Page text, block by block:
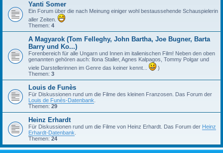
Yanti Somer
Ein Forum über die nach Meinung einiger wohl bestaussehende Schauspielerin
aller Zeiten.
Themen: 4
A Magyarok (Tom Felleghy, John Bartha, Joe Bugner, Barta
Barry und Ko...)
Forenbereich für alle Ungarn und Innen im italienischen Film! Neben den oben
genannten gehören auch: Ilona Staller, Agnes Kalpagos, Tommy Polgar und
viele Darstellerinnen im Genre das keiner kennt...
)
Themen: 3
Louis de Funès
Für Diskussionen rund um die Filme des kleinen Franzosen. Das Forum der
Louis de Funès-Datenbank
Themen: 29
Heinz Erhardt
Für Diskussionen rund um die Filme von Heinz Erhardt. Das Forum der Heinz
Erhardt-Datenbank
Themen: 24